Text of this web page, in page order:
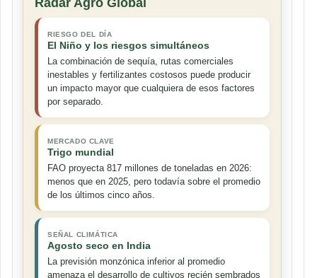
RIESGO DEL DÍA
El Niño y los riesgos simultáneos
La combinación de sequía, rutas comerciales
inestables y fertilizantes costosos puede producir
un impacto mayor que cualquiera de esos factores
por separado.
MERCADO CLAVE
Trigo mundial
FAO proyecta 817 millones de toneladas en 2026:
menos que en 2025, pero todavía sobre el promedio
de los últimos cinco años.
SEÑAL CLIMÁTICA
Agosto seco en India
La previsión monzónica inferior al promedio
amenaza el desarrollo de cultivos recién sembrados